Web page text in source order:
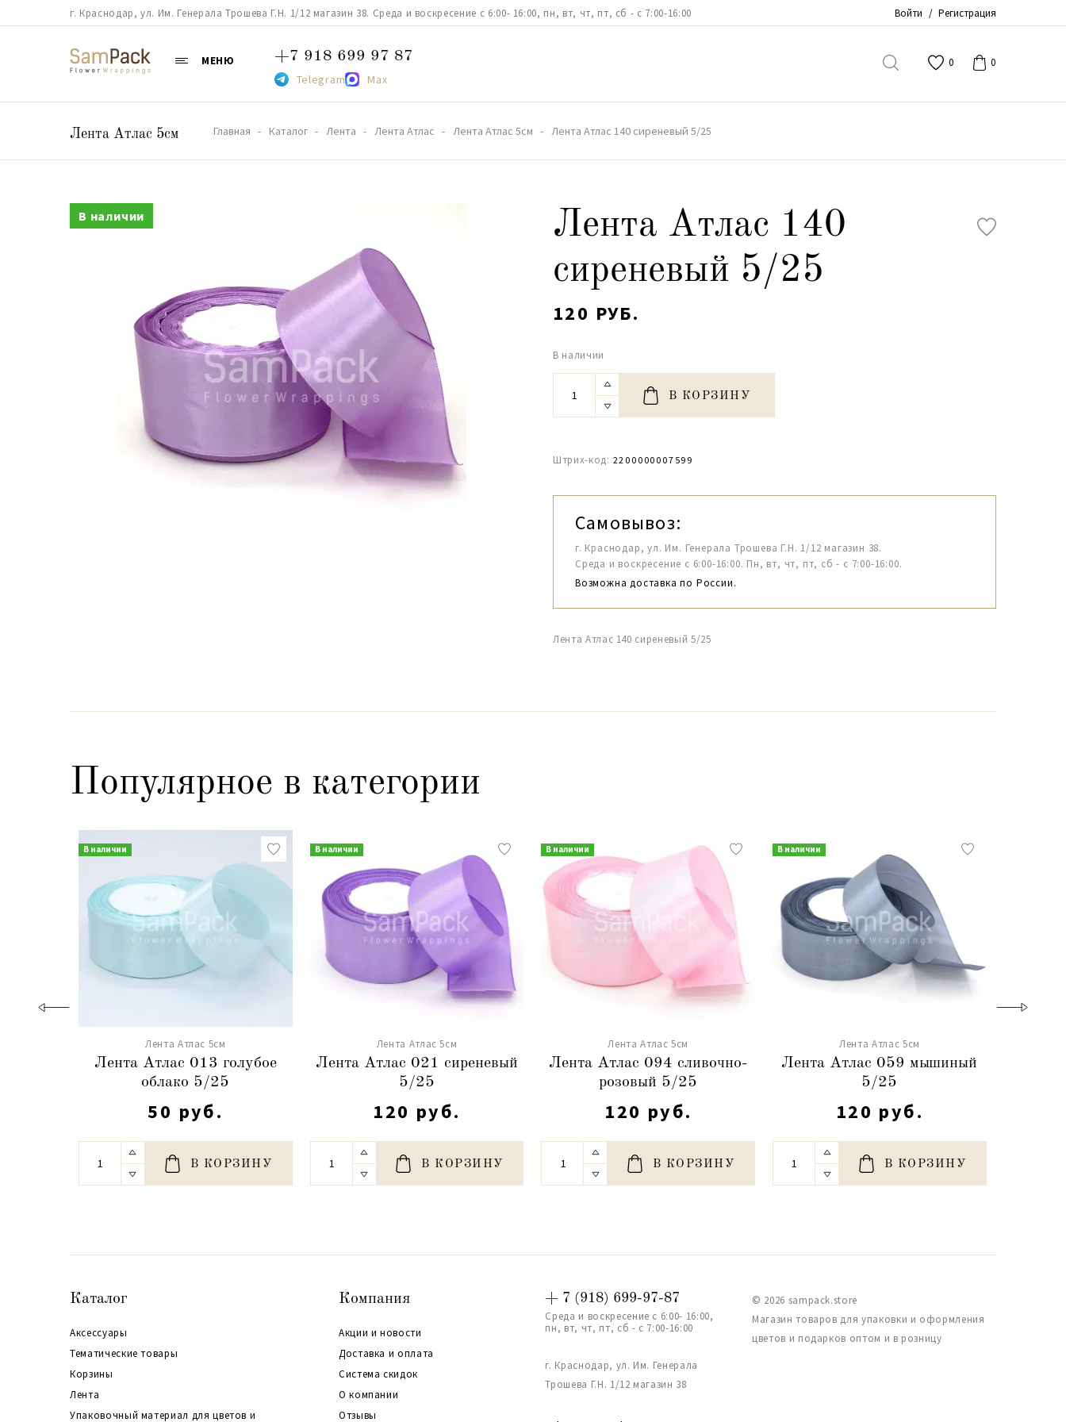
г. Краснодар, ул. Им. Генерала Трошева Г.Н. 1/12 магазин 38. Среда и воскресение с 6:00- 16:00, пн, вт, чт, пт, сб - с 7:00-16:00 Войти / Регистрация
МЕНЮ +7 918 699 97 87
Telegram Max
0 0
Лента Атлас 5см Главная Каталог Лента Лента Атлас Лента Атлас 5см Лента Атлас 140 сиреневый 5/25
В наличии
Лента Атлас 140
сиреневый 5/25
120 РУБ.
В наличии
В КОРЗИНУ
Штрих-код: 2200000007599
Самовывоз:
г. Краснодар, ул. Им. Генерала Трошева Г.Н. 1/12 магазин 38.
Среда и воскресение с 6:00-16:00. Пн, вт, чт, пт, сб - с 7:00-16:00.
Возможна доставка по России.
Лента Атлас 140 сиреневый 5/25
Популярное в категории
В наличии
Лента Атлас 5см
Лента Атлас 013 голубое
облако 5/25
50 руб.
В КОРЗИНУ
В наличии
Лента Атлас 5см
Лента Атлас 021 сиреневый
5/25
120 руб.
В КОРЗИНУ
В наличии
Лента Атлас 5см
Лента Атлас 094 сливочно-
розовый 5/25
120 руб.
В КОРЗИНУ
В наличии
Лента Атлас 5см
Лента Атлас 059 мышиный
5/25
120 руб.
В КОРЗИНУ
Каталог
Аксессуары
Тематические товары
Корзины
Лента
Упаковочный материал для цветов и
Компания
Акции и новости
Доставка и оплата
Система скидок
О компании
Отзывы
+ 7 (918) 699-97-87
Среда и воскресение с 6:00- 16:00,
пн, вт, чт, пт, сб - с 7:00-16:00
г. Краснодар, ул. Им. Генерала
Трошева Г.Н. 1/12 магазин 38
© 2026 sampack.store
Магазин товаров для упаковки и оформления
цветов и подарков оптом и в розницу